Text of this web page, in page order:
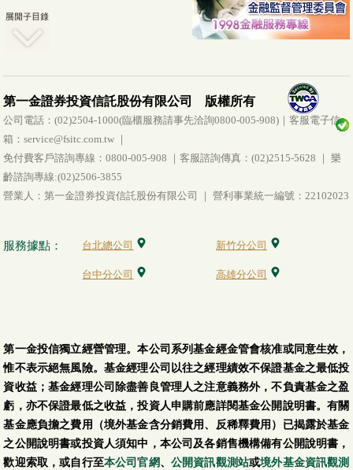
第一金證券投資信託股份有限公司 版權所有
公司電話：(02)2504-1000(臨櫃服務請事先洽詢0800-005-908)｜客服電子信
箱：service@fsitc.com.tw ｜
免付費客戶諮詢專線：0800-005-908 ｜客服諮詢傳真：(02)2515-5628 ｜ 樂
齡諮詢專線:(02)2506-3855
營業人：第一金證券投資信託股份有限公司 ｜ 營利事業統一編號：22102023
服務據點： 台北總公司 新竹分公司
台中分公司 高雄分公司
第一金投信獨立經營管理。本公司系列基金經金管會核准或同意生效，
惟不表示絕無風險。基金經理公司以往之經理績效不保證基金之最低投
資收益；基金經理公司除盡善良管理人之注意義務外，不負責基金之盈
虧，亦不保證最低之收益，投資人申購前應詳閱基金公開說明書。有關
基金應負擔之費用（境外基金含分銷費用、反稀釋費用）已揭露於基金
之公開說明書或投資人須知中，本公司及各銷售機構備有公開說明書，
歡迎索取，或自行至本公司官網、 公開資訊觀測站或境外基金資訊觀測